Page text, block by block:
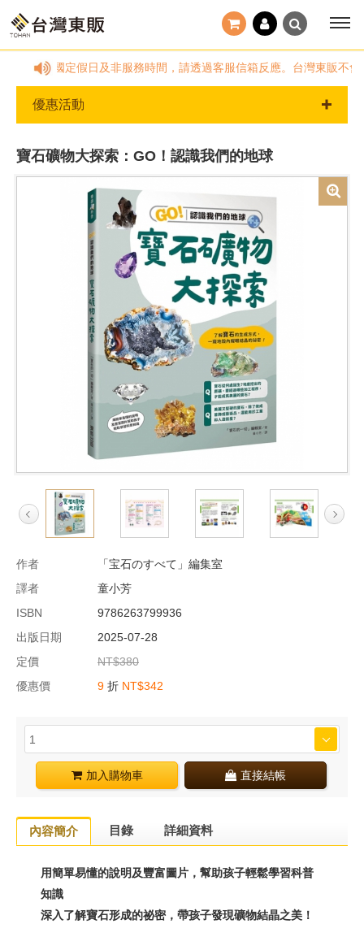
，國定假日及非服務時間，請透過客服信箱反應。台灣東販不會以
優惠活動
寶石礦物大探索：GO！認識我們的地球
作者
「宝石のすべて」編集室
譯者
童小芳
ISBN
9786263799936
出版日期
2025-07-28
定價
NT$380
優惠價
9 折 NT$342
加入購物車 直接結帳
內容簡介 目錄 詳細資料
用簡單易懂的說明及豐富圖片，幫助孩子輕鬆學習科普
知識
深入了解寶石形成的祕密，帶孩子發現礦物結晶之美！